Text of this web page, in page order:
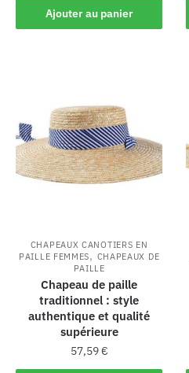
Ajouter au panier
CHAPEAUX CANOTIERS EN
PAILLE FEMMES, CHAPEAUX DE
PAILLE
Chapeau de paille
traditionnel : style
authentique et qualité
supérieure
57,59€